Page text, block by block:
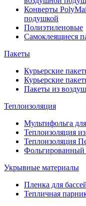
Конверты
подушкой
Полиэтиленовые
Самоклеящиеся
Пакеты
Курьерские
Курьерские
Пакеты из
Теплоизоляция
Мультифольга
Теплоизоляция
Теплоизоляция
Укрывные материалы
Пленка для
Тепличная